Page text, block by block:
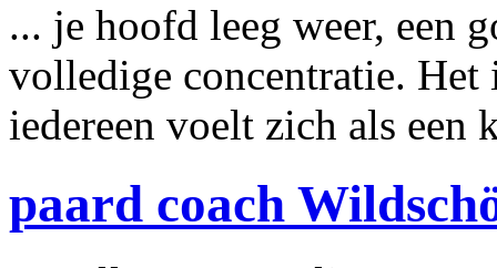
... je hoofd leeg weer, een
volledige concentratie.
iedereen voelt zich als een
paard coach